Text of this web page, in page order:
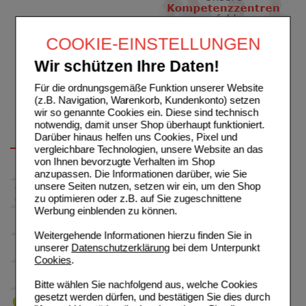
COOKIE-EINSTELLUNGEN
Wir schützen Ihre Daten!
Für die ordnungsgemäße Funktion unserer Website
(z.B. Navigation, Warenkorb, Kundenkonto) setzen
wir so genannte Cookies ein. Diese sind technisch
notwendig, damit unser Shop überhaupt funktioniert.
Darüber hinaus helfen uns Cookies, Pixel und
vergleichbare Technologien, unsere Website an das
von Ihnen bevorzugte Verhalten im Shop
anzupassen. Die Informationen darüber, wie Sie
unsere Seiten nutzen, setzen wir ein, um den Shop
zu optimieren oder z.B. auf Sie zugeschnittene
Werbung einblenden zu können.
Weitergehende Informationen hierzu finden Sie in
unserer Datenschutzerklärungbei dem Unterpunkt
Cookies.
Bitte wählen Sie nachfolgend aus, welche Cookies
gesetzt werden dürfen, und bestätigen Sie dies durch